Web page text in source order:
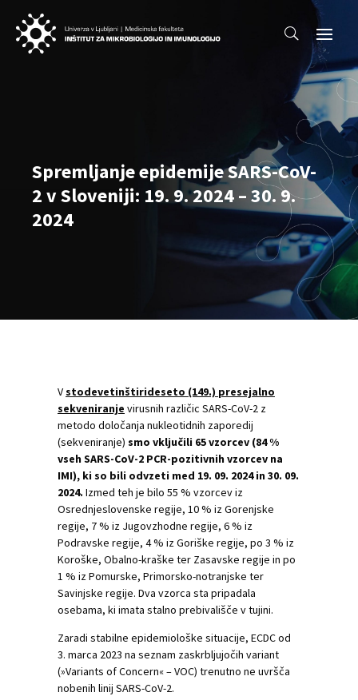
Spremljanje epidemije SARS-CoV-
2 v Sloveniji: 19. 9. 2024 – 30. 9.
2024
Vstodevetinštirideseto (149.) presejalno
sekveniranje virusnih različic SARS-CoV-2 z
metodo določanja nukleotidnih zaporedij
(sekveniranje) smo vključili 65 vzorcev (84 %
vseh SARS-CoV-2 PCR-pozitivnih vzorcev na
IMI), ki so bili odvzeti med 19. 09. 2024 in 30. 09.
2024. Izmed teh je bilo 55 % vzorcev iz
Osrednjeslovenske regije, 10 % iz Gorenjske
regije, 7 % iz Jugovzhodne regije, 6 % iz
Podravske regije, 4 % iz Goriške regije, po 3 % iz
Koroške, Obalno-kraške ter Zasavske regije in po
1 % iz Pomurske, Primorsko-notranjske ter
Savinjske regije. Dva vzorca sta pripadala
osebama, ki imata stalno prebivališče v tujini.
Zaradi stabilne epidemiološke situacije, ECDC od
3. marca 2023 na seznam zaskrbljujočih variant
(»Variants of Concern« – VOC) trenutno ne uvršča
nobenih linij SARS-CoV-2.